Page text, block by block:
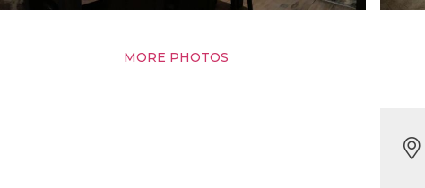
MORE PHOTOS